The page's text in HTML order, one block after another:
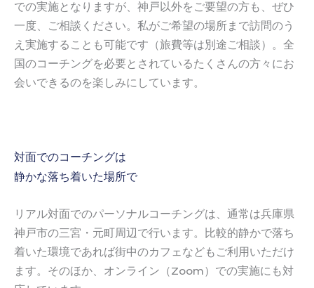
での実施となりますが、神戸以外をご要望の方も、ぜひ
一度、ご相談ください。私がご希望の場所まで訪問のう
え実施することも可能です（旅費等は別途ご相談）。全
国のコーチングを必要とされているたくさんの方々にお
会いできるのを楽しみにしています。
対面でのコーチングは
静かな落ち着いた場所で
リアル対面でのパーソナルコーチングは、通常は兵庫県
神戸市の三宮・元町周辺で行います。比較的静かで落ち
着いた環境であれば街中のカフェなどもご利用いただけ
ます。そのほか、オンライン（Zoom）での実施にも対